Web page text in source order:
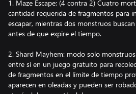
1. Maze Escape: (4 contra 2) Cuatro
cantidad requerida de fragmentos para
escapar, mientras dos monstruos
antes de que expire el tiempo.
2. Shard Mayhem: modo solo
entre sí en un juego gratuito para
de fragmentos en el límite de tiempo
aparecen en oleadas y pueden ser